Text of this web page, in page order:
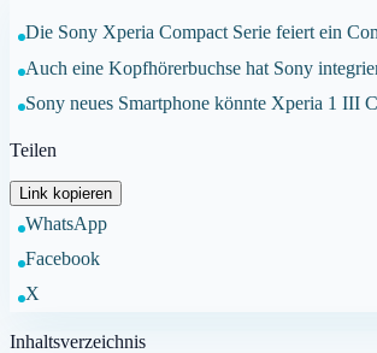
Die Sony Xperia Compact Serie feiert ein
Auch eine Kopfhörerbuchse hat Sony
Sony neues Smartphone könnte Xperia 1 III
Teilen
Link kopieren
WhatsApp
Facebook
X
Inhaltsverzeichnis